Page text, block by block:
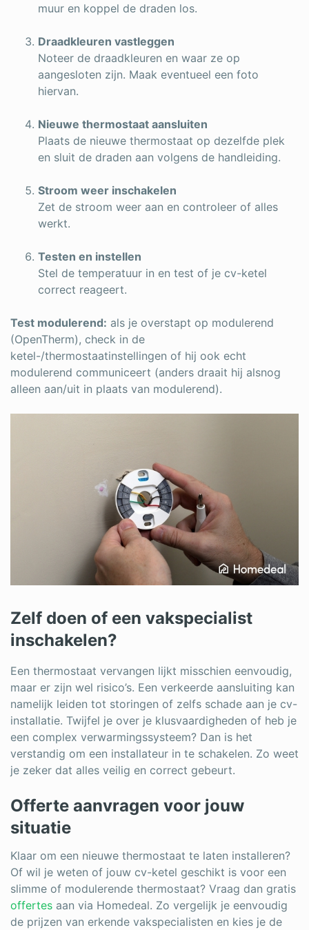
muur en koppel de draden los.
Draadkleuren vastleggen
Noteer de draadkleuren en waar ze op
aangesloten zijn. Maak eventueel een foto
hiervan.
Nieuwe thermostaat aansluiten
Plaats de nieuwe thermostaat op dezelfde plek
en sluit de draden aan volgens de handleiding.
Stroom weer inschakelen
Zet de stroom weer aan en controleer of alles
werkt.
Testen en instellen
Stel de temperatuur in en test of je cv-ketel
correct reageert.
Test modulerend: als je overstapt op modulerend
(OpenTherm), check in de
ketel-/thermostaatinstellingen of hij ook echt
modulerend communiceert (anders draait hij alsnog
alleen aan/uit in plaats van modulerend).
Zelf doen of een vakspecialist
inschakelen?
Een thermostaat vervangen lijkt misschien eenvoudig,
maar er zijn wel risico’s. Een verkeerde aansluiting kan
namelijk leiden tot storingen of zelfs schade aan je cv-
installatie. Twijfel je over je klusvaardigheden of heb je
een complex verwarmingssysteem? Dan is het
verstandig om een installateur in te schakelen. Zo weet
je zeker dat alles veilig en correct gebeurt.
Offerte aanvragen voor jouw
situatie
Klaar om een nieuwe thermostaat te laten installeren?
Of wil je weten of jouw cv-ketel geschikt is voor een
slimme of modulerende thermostaat? Vraag dan gratis
offertes aan via Homedeal. Zo vergelijk je eenvoudig
de prijzen van erkende vakspecialisten en kies je de